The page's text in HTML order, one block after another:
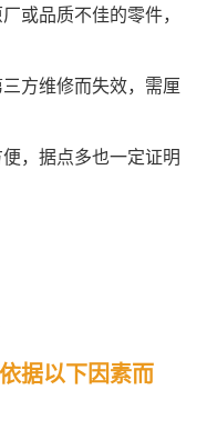
或品质不佳的零件，
方维修而失效，需厘
，据点多也一定证明
据以下因素而